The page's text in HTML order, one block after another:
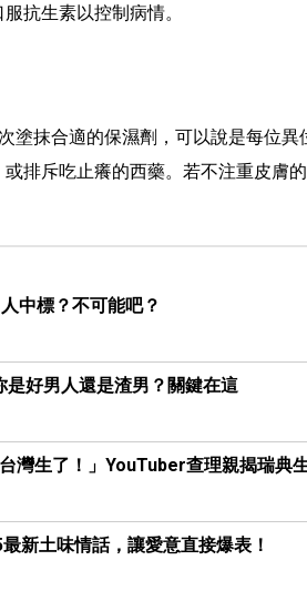
抗生素以控制病情。
塗抹合適的保濕劑，可以說是每位
排斥吃止癢的西藥。若不注重皮膚
中標？不可能吧？
是好男人還是渣男？關鍵在這
台灣生了！」YouTuber查理親揭瑞典
新土味情話，讓愛意直接爆表！